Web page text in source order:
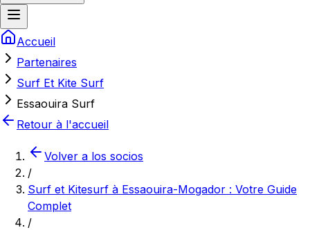
Accueil
Partenaires
Surf Et Kite Surf
Essaouira Surf
Retour à l'accueil
Volver a los socios
/
Surf et Kitesurf à Essaouira-Mogador : Votre Guide
Complet
/